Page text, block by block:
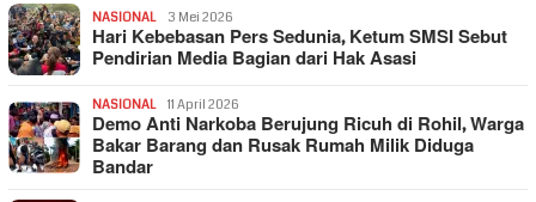
NASIONAL 3 Mei 2026
Hari Kebebasan Pers Sedunia, Ketum SMSI Sebut
Pendirian Media Bagian dari Hak Asasi
NASIONAL 11 April 2026
Demo Anti Narkoba Berujung Ricuh di Rohil, Warga
Bakar Barang dan Rusak Rumah Milik Diduga
Bandar